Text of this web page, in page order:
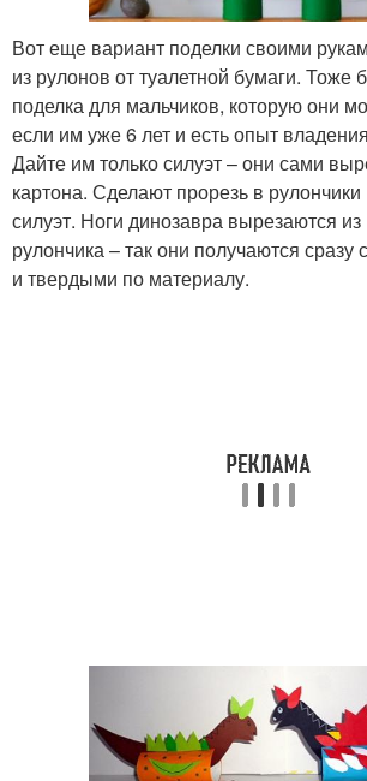
Вот еще вариант поделки своими
из рулонов от туалетной бумаги. Тоже
поделка для мальчиков, которую они
если им уже 6 лет и есть опыт
Дайте им только силуэт – они сами
картона. Сделают прорезь в рулончики
силуэт. Ноги динозавра вырезаются из
рулончика – так они получаются
и твердыми по материалу.